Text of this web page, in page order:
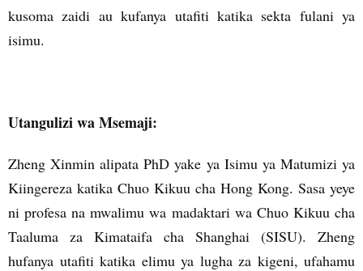
kusoma zaidi au kufanya utafiti katika sekta fulani ya
isimu.
Utangulizi wa Msemaji:
Zheng Xinmin alipata PhD yake ya Isimu ya Matumizi ya
Kiingereza katika Chuo Kikuu cha Hong Kong. Sasa yeye
ni profesa na mwalimu wa madaktari wa Chuo Kikuu cha
Taaluma za Kimataifa cha Shanghai (SISU). Zheng
hufanya utafiti katika elimu ya lugha za kigeni, ufahamu